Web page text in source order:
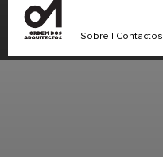
Sobre Contactos